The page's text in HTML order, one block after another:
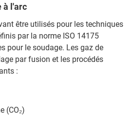
à l'arc
être utilisés pour les techniques
par la norme ISO 14175
pour le soudage. Les gaz de
par fusion et les procédés
:
(CO₂)